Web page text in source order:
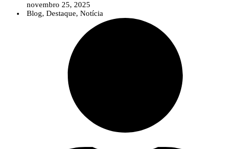
novembro 25, 2025
Blog, Destaque, Notícia